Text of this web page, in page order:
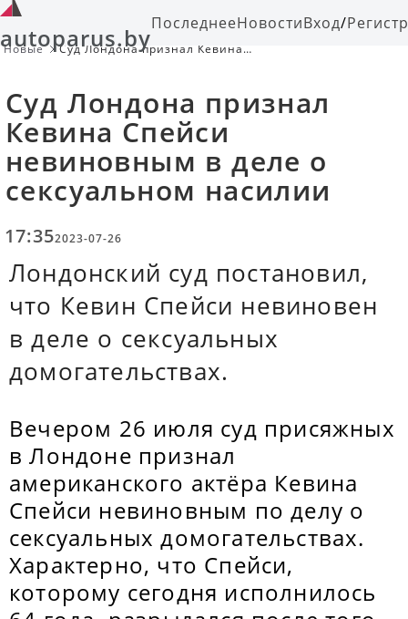
autoparus.byПоследнееНовостиВход/
Новые
Суд Лондона признал Кевина
Суд Лондона признал
Кевина Спейси
невиновным в деле о
сексуальном насилии
17:352023-07-26
Лондонский суд постановил,
что Кевин Спейси невиновен
в деле о сексуальных
домогательствах.
Вечером 26 июля суд присяжных
в Лондоне признал
американского актёра Кевина
Спейси невиновным по делу о
сексуальных домогательствах.
Характерно, что Спейси,
которому сегодня исполнилось